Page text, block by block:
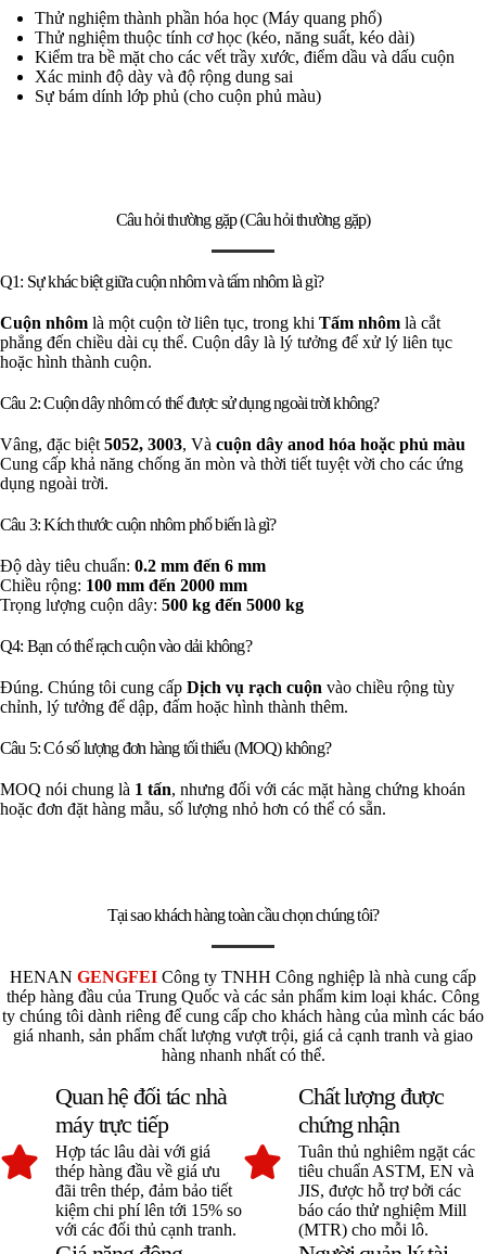
Thử nghiệm thành phần hóa học (Máy quang phổ)
Thử nghiệm thuộc tính cơ học (kéo, năng suất, kéo dài)
Kiểm tra bề mặt cho các vết trầy xước, điểm dầu và dấu cuộn
Xác minh độ dày và độ rộng dung sai
Sự bám dính lớp phủ (cho cuộn phủ màu)
Câu hỏi thường gặp (Câu hỏi thường gặp)
Q1: Sự khác biệt giữa cuộn nhôm và tấm nhôm là gì?
Cuộn nhôm là một cuộn tờ liên tục, trong khi Tấm nhôm là cắt
phẳng đến chiều dài cụ thể. Cuộn dây là lý tưởng để xử lý liên tục
hoặc hình thành cuộn.
Câu 2: Cuộn dây nhôm có thể được sử dụng ngoài trời không?
Vâng, đặc biệt5052, 3003, Và cuộn dây anod hóa hoặc phủ màu
Cung cấp khả năng chống ăn mòn và thời tiết tuyệt vời cho các ứng
dụng ngoài trời.
Câu 3: Kích thước cuộn nhôm phổ biến là gì?
Độ dày tiêu chuẩn: 0.2 mm đến 6 mm
Chiều rộng: 100 mm đến 2000 mm
Trọng lượng cuộn dây: 500 kg đến 5000 kg
Q4: Bạn có thể rạch cuộn vào dải không?
Đúng. Chúng tôi cung cấp Dịch vụ rạch cuộn vào chiều rộng tùy
chỉnh, lý tưởng để dập, đấm hoặc hình thành thêm.
Câu 5: Có số lượng đơn hàng tối thiểu (MOQ) không?
MOQ nói chung là 1 tấn, nhưng đối với các mặt hàng chứng khoán
hoặc đơn đặt hàng mẫu, số lượng nhỏ hơn có thể có sẵn.
Tại sao khách hàng toàn cầu chọn chúng tôi?
HENAN GENGFEI Công ty TNHH Công nghiệp là nhà cung cấp
thép hàng đầu của Trung Quốc và các sản phẩm kim loại khác. Công
ty chúng tôi dành riêng để cung cấp cho khách hàng của mình các báo
giá nhanh, sản phẩm chất lượng vượt trội, giá cả cạnh tranh và giao
hàng nhanh nhất có thể.
Quan hệ đối tác nhà
máy trực tiếp
Hợp tác lâu dài với giá
thép hàng đầu về giá ưu
đãi trên thép, đảm bảo tiết
kiệm chi phí lên tới 15% so
với các đối thủ cạnh tranh.
Chất lượng được
chứng nhận
Tuân thủ nghiêm ngặt các
tiêu chuẩn ASTM, EN và
JIS, được hỗ trợ bởi các
báo cáo thử nghiệm Mill
(MTR) cho mỗi lô.